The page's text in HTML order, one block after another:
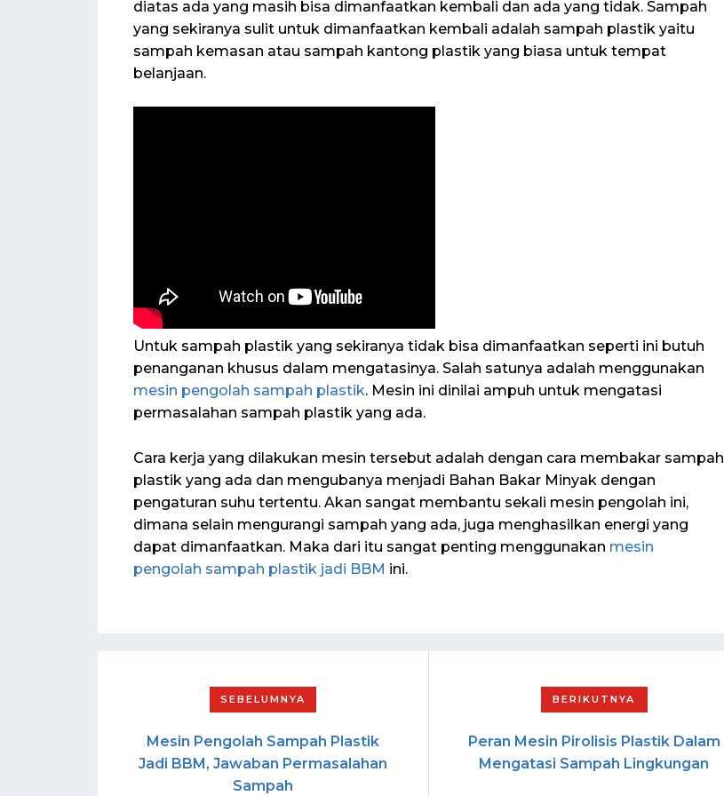
diatas ada yang masih bisa dimanfaatkan kembali dan ada yang tidak. Sampah
yang sekiranya sulit untuk dimanfaatkan kembali adalah sampah plastik yaitu
sampah kemasan atau sampah kantong plastik yang biasa untuk tempat
belanjaan.
Untuk sampah plastik yang sekiranya tidak bisa dimanfaatkan seperti ini butuh
penanganan khusus dalam mengatasinya. Salah satunya adalah menggunakan
mesin pengolah sampah plastik. Mesin ini dinilai ampuh untuk mengatasi
permasalahan sampah plastik yang ada.
Cara kerja yang dilakukan mesin tersebut adalah dengan cara membakar sampah
plastik yang ada dan mengubanya menjadi Bahan Bakar Minyak dengan
pengaturan suhu tertentu. Akan sangat membantu sekali mesin pengolah ini,
dimana selain mengurangi sampah yang ada, juga menghasilkan energi yang
dapat dimanfaatkan. Maka dari itu sangat penting menggunakan mesin
pengolah sampah plastik jadi BBM ini.
Mesin Pengolah Sampah Plastik
Jadi BBM, Jawaban Permasalahan
Sampah
Peran Mesin Pirolisis Plastik Dalam
Mengatasi Sampah Lingkungan